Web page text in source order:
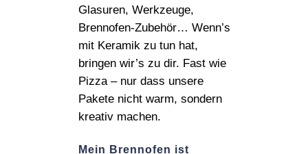
Glasuren, Werkzeuge,
Brennofen‑Zubehör… Wenn’s
mit Keramik zu tun hat,
bringen wir’s zu dir. Fast wie
Pizza – nur dass unsere
Pakete nicht warm, sondern
kreativ machen.
Mein Brennofen ist